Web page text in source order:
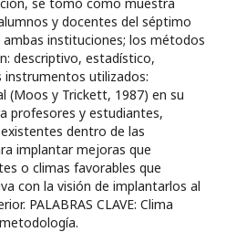
y docentes del séptimo
instituciones; los métodos
descriptivo, estadístico,
instrumentos utilizados:
(Moos y Trickett, 1987) en su
profesores y estudiantes,
dentro de las
implantar mejoras que
o climas favorables que
con la visión de implantarlos al
PALABRAS CLAVE: Clima